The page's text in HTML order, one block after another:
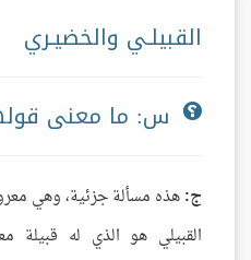
القبيلـي والخضيـري
س: ما معنى
ج:هذه مسألة جزئية، وهي
القبيلي هو الذي له قبيلة